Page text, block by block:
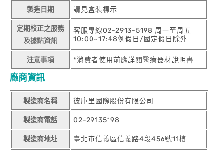
製造日期 請見盒裝標示
定期校正之服務
及據點資訊
客服專線02-2913-5198 周一至周五
10:00~17:48例假日/國定假日除外
注意事項 *消費者使用前應詳閱醫療器材說明書
廠商資訊
製造商名稱 彼庫里國際股份有限公司
製造商電話 02-29135198
製造商地址 臺北市信義區信義路4段456號11樓